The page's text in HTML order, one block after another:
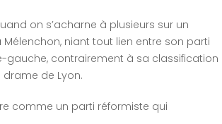
on s’acharne à plusieurs sur un
niant tout lien entre son parti
gauche, contrairement à sa classification
de Lyon.
comme un parti réformiste qui